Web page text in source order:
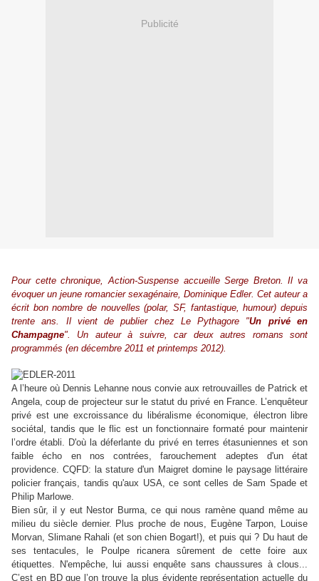
Publicité
Pour cette chronique, Action-Suspense accueille Serge Breton. Il va
évoquer un jeune romancier sexagénaire, Dominique Edler. Cet auteur a
écrit bon nombre de nouvelles (polar, SF, fantastique, humour) depuis
trente ans. Il vient de publier chez Le Pythagore "Un privé en
Champagne". Un auteur à suivre, car deux autres romans sont
programmés (en décembre 2011 et printemps 2012).
A l’heure où Dennis Lehanne nous convie aux retrouvailles de Patrick et
Angela, coup de projecteur sur le statut du privé en France. L’enquêteur
privé est une excroissance du libéralisme économique, électron libre
sociétal, tandis que le flic est un fonctionnaire formaté pour maintenir
l’ordre établi. D'où la déferlante du privé en terres étasuniennes et son
faible écho en nos contrées, farouchement adeptes d'un état
providence. CQFD: la stature d'un Maigret domine le paysage littéraire
policier français, tandis qu'aux USA, ce sont celles de Sam Spade et
Philip Marlowe.
Bien sûr, il y eut Nestor Burma, ce qui nous ramène quand même au
milieu du siècle dernier. Plus proche de nous, Eugène Tarpon, Louise
Morvan, Slimane Rahali (et son chien Bogart!), et puis qui ? Du haut de
ses tentacules, le Poulpe ricanera sûrement de cette foire aux
étiquettes. N'empêche, lui aussi enquête sans chaussures à clous...
C’est en BD que l’on trouve la plus évidente représentation actuelle du